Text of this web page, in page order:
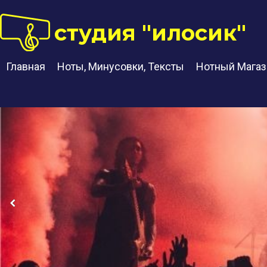
Главная Ноты, Минусовки, Тексты Нотный
студия "илосик"